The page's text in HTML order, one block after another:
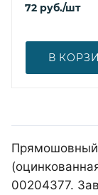
72 руб./шт
В
Прямошовный
00204377.